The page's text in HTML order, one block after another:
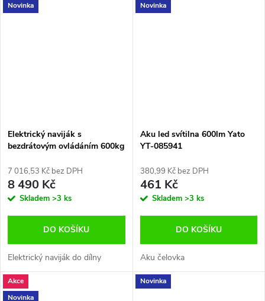
Novinka
Elektrický naviják s
bezdrátovým ovládáním 600kg
7 016,53 Kč bez DPH
8 490 Kč
Skladem >3 ks
DO KOŠÍKU
Elektrický naviják do dílny
Novinka
Aku led svítilna 600lm Yato
YT-085941
380,99 Kč bez DPH
461 Kč
Skladem >3 ks
DO KOŠÍKU
Aku čelovka
Akce
Novinka
Novinka